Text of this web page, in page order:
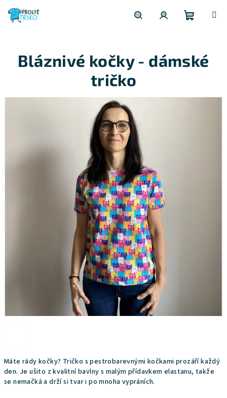
obsah
košík
Máte rády kočky? Tričko s pestrobarevnými kočkami prozáří každý
den. Je ušito z kvalitní bavlny s malým přídavkem elastanu, takže
se nemačká a drží si tvar i po mnoha vypráních.
Bláznivé kočky - dámské
tričko